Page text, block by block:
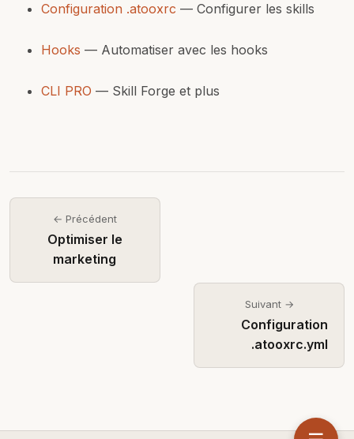
Configuration .atooxrc — Configurer les skills
Hooks — Automatiser avec les hooks
CLI PRO — Skill Forge et plus
← Précédent
Optimiser le
marketing
Suivant →
Configuration
.atooxrc.yml